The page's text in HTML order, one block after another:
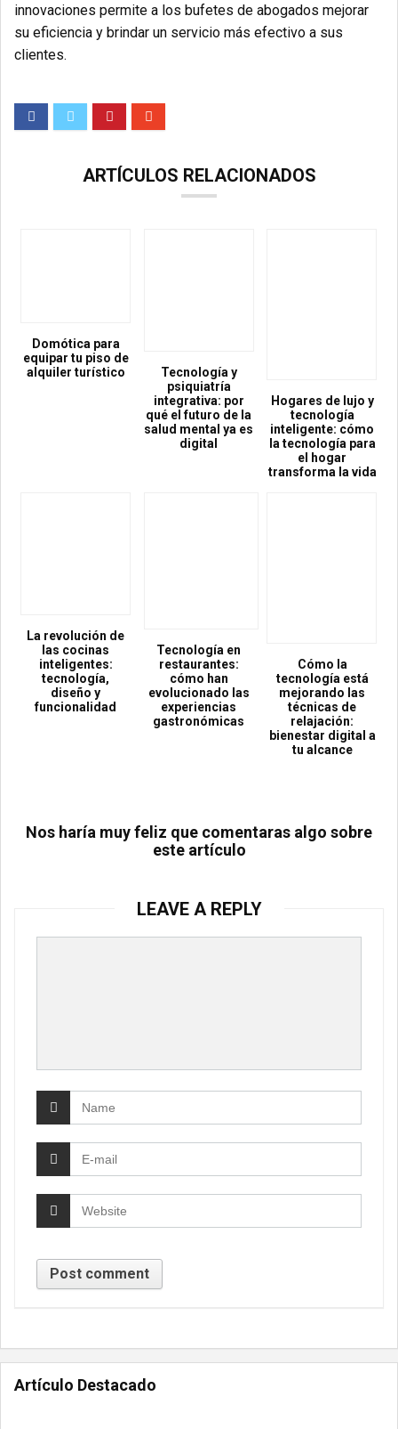
innovaciones permite a los bufetes de abogados mejorar
su eficiencia y brindar un servicio más efectivo a sus
clientes.
ARTÍCULOS RELACIONADOS
Domótica para
equipar tu piso de
alquiler turístico
Tecnología y
psiquiatría
integrativa: por
qué el futuro de la
salud mental ya es
digital
Hogares de lujo y
tecnología
inteligente: cómo
la tecnología para
el hogar
transforma la vida
La revolución de
las cocinas
inteligentes:
tecnología,
diseño y
funcionalidad
Tecnología en
restaurantes:
cómo han
evolucionado las
experiencias
gastronómicas
Cómo la
tecnología está
mejorando las
técnicas de
relajación:
bienestar digital a
tu alcance
Nos haría muy feliz que comentaras algo sobre
este artículo
LEAVE A REPLY
Artículo Destacado